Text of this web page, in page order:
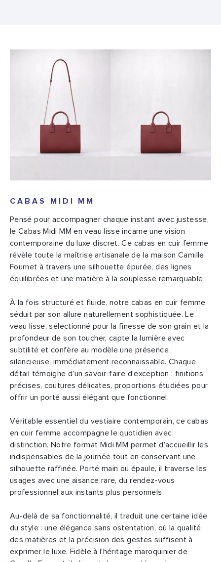
CABAS MIDI MM
Pensé pour accompagner chaque instant avec justesse,
le Cabas Midi MM en veau lisse incarne une vision
contemporaine du luxe discret. Ce cabas en cuir femme
révèle toute la maîtrise artisanale de la maison Camille
Fournet à travers une silhouette épurée, des lignes
équilibrées et une matière à la souplesse remarquable.
À la fois structuré et fluide, notre cabas en cuir femme
séduit par son allure naturellement sophistiquée. Le
veau lisse, sélectionné pour la finesse de son grain et la
profondeur de son toucher, capte la lumière avec
subtilité et confère au modèle une présence
silencieuse, immédiatement reconnaissable. Chaque
détail témoigne d’un savoir-faire d’exception : finitions
précises, coutures délicates, proportions étudiées pour
offrir un porté aussi élégant que fonctionnel.
Véritable essentiel du vestiaire contemporain, ce cabas
en cuir femme accompagne le quotidien avec
distinction. Notre format Midi MM permet d’accueillir les
indispensables de la journée tout en conservant une
silhouette raffinée. Porté main ou épaule, il traverse les
usages avec une aisance rare, du rendez-vous
professionnel aux instants plus personnels.
Au-delà de sa fonctionnalité, il traduit une certaine idée
du style : une élégance sans ostentation, où la qualité
des matières et la précision des gestes suffisent à
exprimer le luxe. Fidèle à l’héritage maroquinier de